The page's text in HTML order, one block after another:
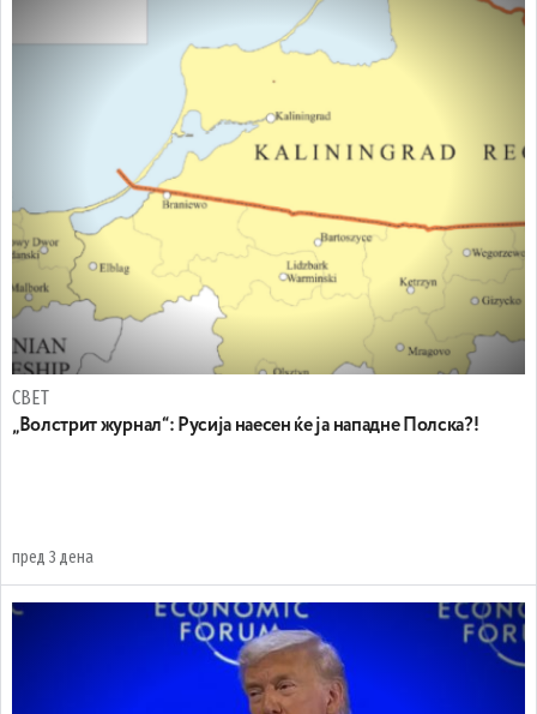
СВЕТ
„Волстрит журнал“: Русија наесен ќе ја нападне Полска?!
пред 3 дена